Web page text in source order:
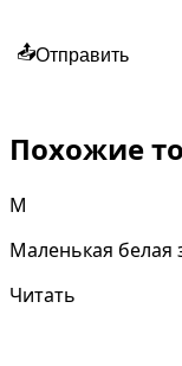
📤Отправить
Похожие
М
Маленькая белая
Читать